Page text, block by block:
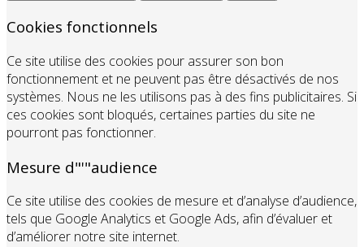
Cookies fonctionnels
Ce site utilise des cookies pour assurer son bon
fonctionnement et ne peuvent pas être désactivés de nos
systèmes. Nous ne les utilisons pas à des fins publicitaires. Si
ces cookies sont bloqués, certaines parties du site ne
pourront pas fonctionner.
Mesure d"'"audience
Ce site utilise des cookies de mesure et d’analyse d’audience,
tels que Google Analytics et Google Ads, afin d’évaluer et
d’améliorer notre site internet.